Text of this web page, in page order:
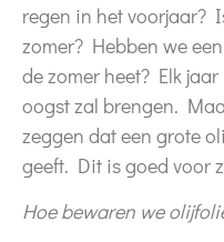
regen in het voorjaar?
zomer? Hebben we
de zomer heet? Elk
oogst zal brengen.
zeggen dat een grote
geeft. Dit is goed voor
Hoe bewaren we